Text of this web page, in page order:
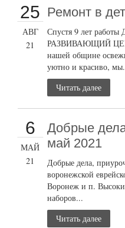
25
АВГ
21
Ремонт в
Спустя 9 лет
РАЗВИВАЮЩИЙ
нашей общине
уютно и красиво,
Читать далее
6
МАЙ
21
Добрые
май 2021
Добрые дела,
воронежской
Воронеж и п.
наборов...
Читать далее